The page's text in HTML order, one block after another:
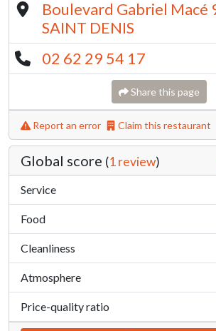
Boulevard Gabriel Macé
SAINT DENIS
02 62 29 54 17
Share this page
Report an error Claim this restaurant
Global score (1 review)
Service
Food
Cleanliness
Atmosphere
Price-quality ratio